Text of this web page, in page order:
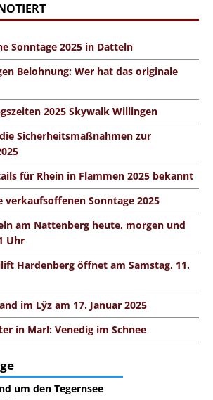
Sonntage 2025 in Datteln
Belohnung: Wer hat das originale
2025 Skywalk Willingen
Sicherheitsmaßnahmen zur
für Rhein in Flammen 2025 bekannt
verkaufsoffenen Sonntage 2025
am Nattenberg heute, morgen und
Uhr
Hardenberg öffnet am Samstag, 11.
im Lÿz am 17. Januar 2025
in Marl: Venedig im Schnee
um den Tegernsee